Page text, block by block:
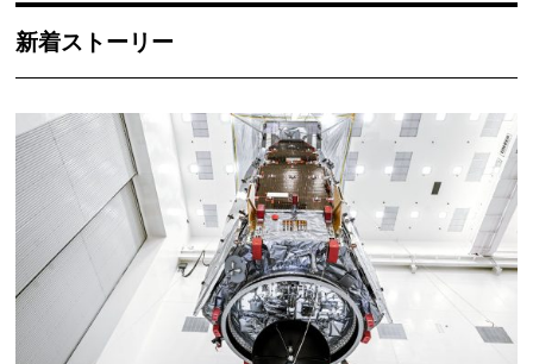
新着ストーリー